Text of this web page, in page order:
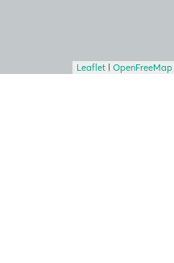
Leaflet OpenFreeMap